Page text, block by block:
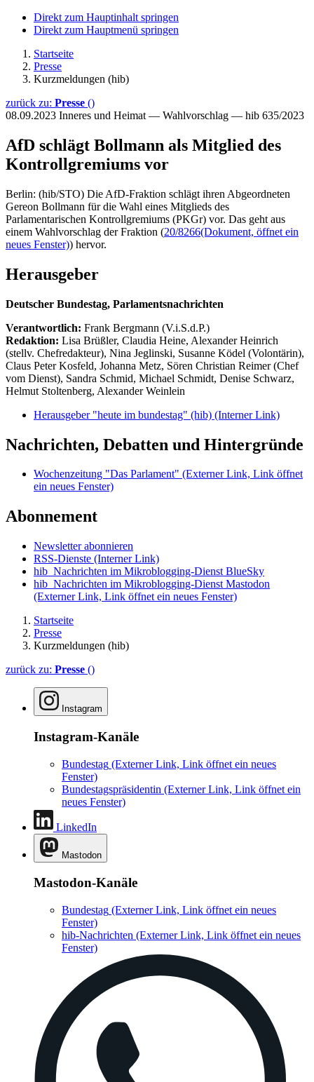
Direkt zum Hauptinhalt springen
Direkt zum Hauptmenü springen
Startseite
Presse
Kurzmeldungen (hib)
zurück zu: Presse ()
08.09.2023 Inneres und Heimat — Wahlvorschlag — hib 635/2023
AfD schlägt Bollmann als Mitglied des
Kontrollgremiums vor
Berlin: (hib/STO) Die AfD-Fraktion schlägt ihren Abgeordneten
Gereon Bollmann für die Wahl eines Mitglieds des
Parlamentarischen Kontrollgremiums (PKGr) vor. Das geht aus
einem Wahlvorschlag der Fraktion (20/8266(Dokument, öffnet ein
neues Fenster)) hervor.
Herausgeber
Deutscher Bundestag, Parlamentsnachrichten
Verantwortlich: Frank Bergmann (V.i.S.d.P.)
Redaktion: Lisa Brüßler, Claudia Heine, Alexander Heinrich
(stellv. Chefredakteur), Nina Jeglinski, Susanne Ködel (Volontärin),
Claus Peter Kosfeld, Johanna Metz, Sören Christian Reimer (Chef
vom Dienst), Sandra Schmid, Michael Schmidt, Denise Schwarz,
Helmut Stoltenberg, Alexander Weinlein
Herausgeber "heute im bundestag" (hib) (Interner Link)
Nachrichten, Debatten und Hintergründe
Wochenzeitung "Das Parlament" (Externer Link, Link öffnet
ein neues Fenster)
Abonnement
Newsletter abonnieren
RSS-Dienste (Interner Link)
hib_Nachrichten im Mikroblogging-Dienst BlueSky
hib_Nachrichten im Mikroblogging-Dienst Mastodon
(Externer Link, Link öffnet ein neues Fenster)
Startseite
Presse
Kurzmeldungen (hib)
zurück zu: Presse ()
Instagram
Instagram-Kanäle
Bundestag (Externer Link, Link öffnet ein neues
Fenster)
Bundestagspräsidentin (Externer Link, Link öffnet ein
neues Fenster)
LinkedIn
Mastodon
Mastodon-Kanäle
Bundestag (Externer Link, Link öffnet ein neues
Fenster)
hib-Nachrichten (Externer Link, Link öffnet ein neues
Fenster)